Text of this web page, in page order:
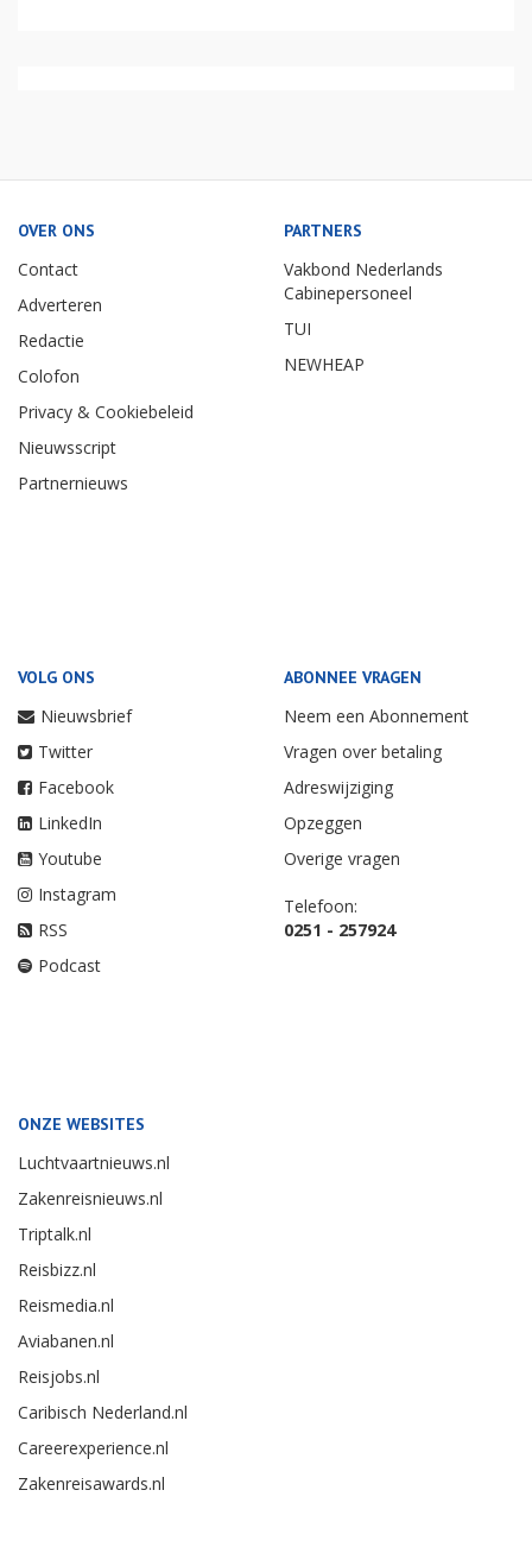
OVER ONS
Contact
Adverteren
Redactie
Colofon
Privacy & Cookiebeleid
Nieuwsscript
Partnernieuws
PARTNERS
Vakbond Nederlands
Cabinepersoneel
TUI
NEWHEAP
VOLG ONS
Nieuwsbrief
Twitter
Facebook
LinkedIn
Youtube
Instagram
RSS
Podcast
ABONNEE VRAGEN
Neem een Abonnement
Vragen over betaling
Adreswijziging
Opzeggen
Overige vragen
Telefoon:
0251 - 257924
ONZE WEBSITES
Luchtvaartnieuws.nl
Zakenreisnieuws.nl
Triptalk.nl
Reisbizz.nl
Reismedia.nl
Aviabanen.nl
Reisjobs.nl
Caribisch Nederland.nl
Careerexperience.nl
Zakenreisawards.nl